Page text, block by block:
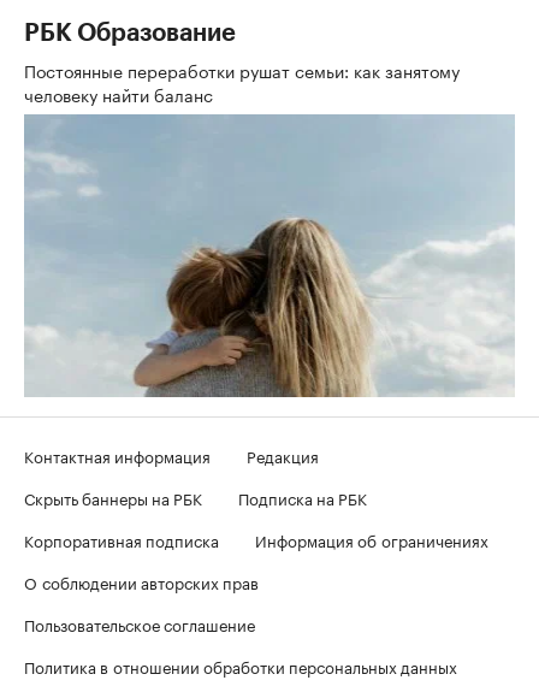
РБК Образование
Постоянные переработки рушат семьи: как занятому
человеку найти баланс
Контактная информация
Редакция
Скрыть баннеры на РБК
Подписка на РБК
Корпоративная подписка
Информация об ограничениях
О соблюдении авторских прав
Пользовательское соглашение
Политика в отношении обработки персональных данных